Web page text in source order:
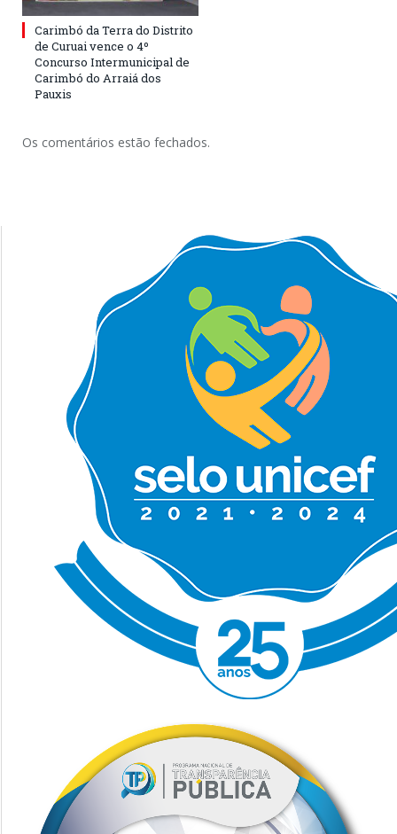
Carimbó da Terra do Distrito
de Curuai vence o 4º
Concurso Intermunicipal de
Carimbó do Arraiá dos
Pauxis
Os comentários estão fechados.